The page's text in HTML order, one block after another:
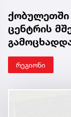
ქობულეთში
ცენტრის
რეგიონი